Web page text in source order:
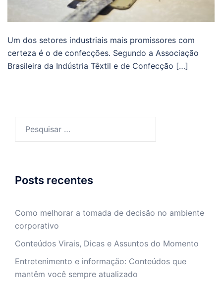
Um dos setores industriais mais promissores com
certeza é o de confecções. Segundo a Associação
Brasileira da Indústria Têxtil e de Confecção […]
por:
Posts recentes
Como melhorar a tomada de decisão no ambiente
corporativo
Conteúdos Virais, Dicas e Assuntos do Momento
Entretenimento e informação: Conteúdos que
mantêm você sempre atualizado